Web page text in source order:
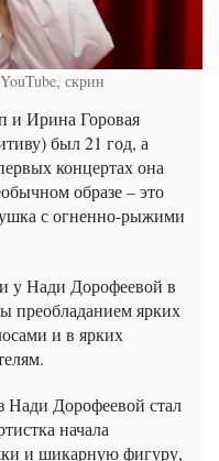
скрин
и Ирина Горовая
был 21 год, а
концертах она
образе – это
с огненно-рыжими
у Нади Дорофеевой в
преобладанием ярких
и в ярких
Нади Дорофеевой стал
начала
и шикарную фигуру,